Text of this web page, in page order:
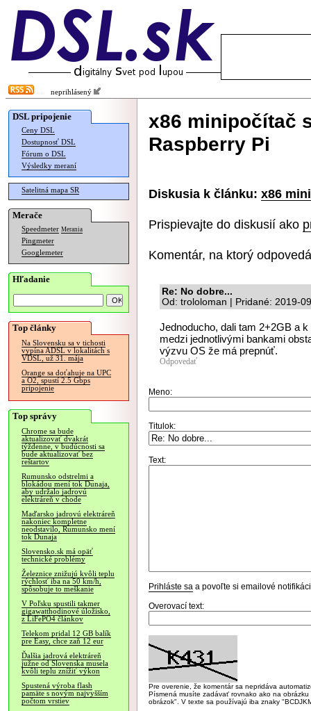
neprihlásený
DSL pripojenie
Ceny DSL
Dostupnosť DSL
Fórum o DSL
Výsledky meraní
Satelitná mapa SR
Merače
Speedmeter Merania
Pingmeter
Googlemeter
Hľadanie
Top články
Na Slovensku sa v tichosti
vypína ADSL v lokalitách s
VDSL, už 31. mája
Orange sa doťahuje na UPC
a O2, spustí 2.5 Gbps
pripojenie
Top správy
Chrome sa bude
aktualizovať dvakrát
týždenne, v budúcnosti sa
bude aktualizovať bez
reštartov
Rumunsko odstrelmi a
blokádou mení tok Dunaja,
aby udržalo jadrovú
elektráreň v chode
Maďarsko jadrovú elektráreň
nakoniec kompletne
neodstavilo, Rumunsko mení
tok Dunaja
Slovensko.sk má opäť
technické problémy
Železnice znižujú kvôli teplu
rýchlosť iba na 50 km/h,
spôsobuje to meškanie
V Poľsku spustili takmer
gigawatthodinové úložisko,
z LiFePO4 článkov
Telekom pridal 12 GB balík
pre Easy, chce zaň 12 eur
Ďalšia jadrová elektráreň
južne od Slovenska musela
kvôli teplu znížiť výkon
Spustená výroba flash
pamäte s novým najvyšším
počtom vrstiev
x86 minipočítač
Raspberry Pi
Diskusia k článku: x86
Prispievajte do diskusií ako
Komentár, na ktorý
Re: No dobre...
Od: trololoman | Pridané: 2019-
Jednoducho, dali tam 2+2GB a
medzi jednotlivými bankami
výzvu OS že má prepnúť.
Odpovedať
Meno:
Titulok:
Text:
Prihláste sa a povoľte si emailové
Overovací text:
Pre overenie, že komentár sa nepridáva
Písmená musíte zadávať rovnako ako na
obrázok". V texte sa používajú iba znaky